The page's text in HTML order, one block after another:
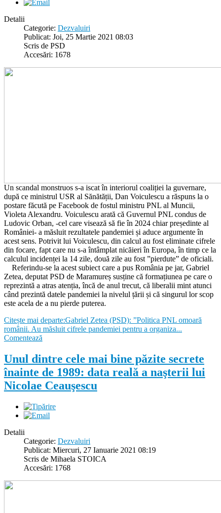
Detalii
Categorie: Dezvaluiri
Publicat: Joi, 25 Martie 2021 08:03
Scris de PSD
Accesări: 1678
Un scandal monstruos s-a iscat în interiorul coaliției la guvernare,
după ce ministrul USR al Sănătății, Dan Voiculescu a răspuns la o
postare făcută pe Facebook de fostul ministru PNL al Muncii,
Violeta Alexandru. Voiculescu arată că Guvernul PNL condus de
Ludovic Orban, -cel care visează să fie în 2024 chiar președinte al
României- a măsluit rezultatele pandemiei și aduce argumente în
acest sens. Potrivit lui Voiculescu, din calcul au fost eliminate cifrele
din focare, fapt care nu s-a întâmplat nicăieri în Europa, în timp ce la
calculul incidenței la 14 zile, două zile au fost ”pierdute” de oficiali.
Referindu-se la acest subiect care a pus România pe jar, Gabriel
Zetea, deputat PSD de Maramureș susține că formațiunea pe care o
reprezintă a atras atenția, încă de anul trecut, că liberalii mint atunci
când prezintă datele pandemiei la nivelul țării și că singurul lor scop
este acela de a nu pierde puterea.
Citește mai departe:Gabriel Zetea (PSD): ”Politica PNL omoară
românii. Au măsluit cifrele pandemiei pentru a organiza...
Comentează
Unul dintre cele mai bine păzite secrete
înainte de 1989: data reală a naşterii lui
Nicolae Ceauşescu
Detalii
Categorie: Dezvaluiri
Publicat: Miercuri, 27 Ianuarie 2021 08:19
Scris de Mihaela STOICA
Accesări: 1768